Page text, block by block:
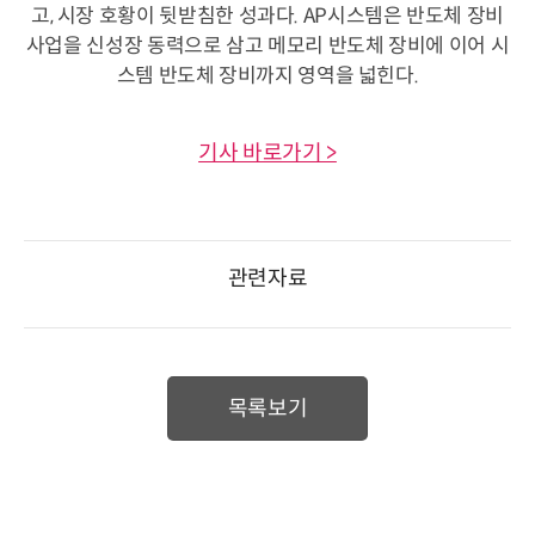
고, 시장 호황이 뒷받침한 성과다. AP시스템은 반도체 장비
사업을 신성장 동력으로 삼고 메모리 반도체 장비에 이어 시
스템 반도체 장비까지 영역을 넓힌다.
기사 바로가기 >
관련자료
목록보기